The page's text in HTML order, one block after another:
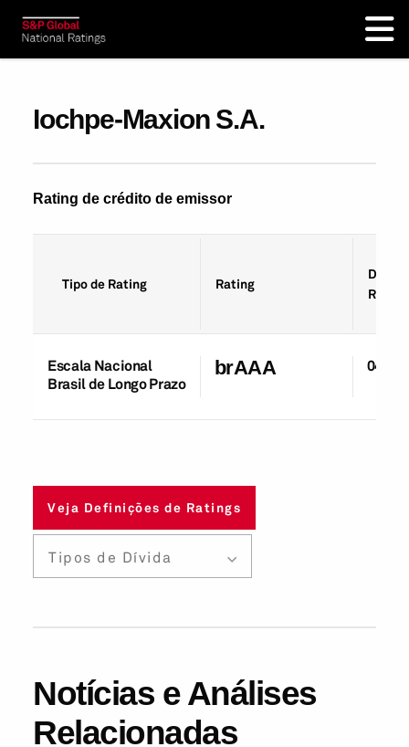
Iochpe-Maxion S.A.
Rating de crédito de emissor
Tipo de Rating Rating
Data
Rating
Escala Nacional
Brasil de Longo Prazo
brAAA 04-
Veja Definições de Ratings
Tipos de Dívida
Notícias e Análises
Relacionadas